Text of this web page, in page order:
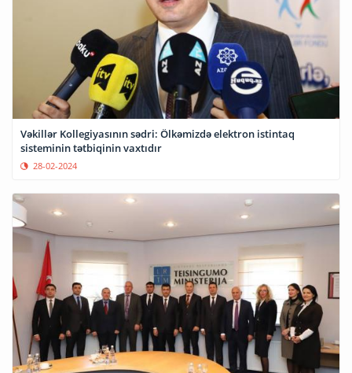
Vəkillər Kollegiyasının sədri: Ölkəmizdə elektron istintaq
sisteminin tətbiqinin vaxtıdır
28-02-2024